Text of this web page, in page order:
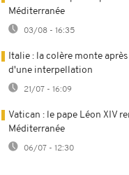
Méditerranée
03/08 - 16:35
Italie : la colère monte
d'une interpellation
21/07 - 16:09
Vatican : le pape Léon XIV
Méditerranée
06/07 - 12:30